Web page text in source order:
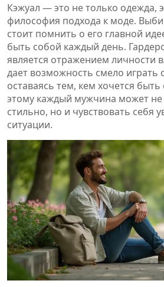
Кэжуал — это не только одежда,
философия подхода к моде.
стоит помнить о его главной
быть собой каждый день.
является отражением личности
дает возможность смело играть
оставаясь тем, кем хочется быть
этому каждый мужчина может не
стильно, но и чувствовать себя
ситуации.